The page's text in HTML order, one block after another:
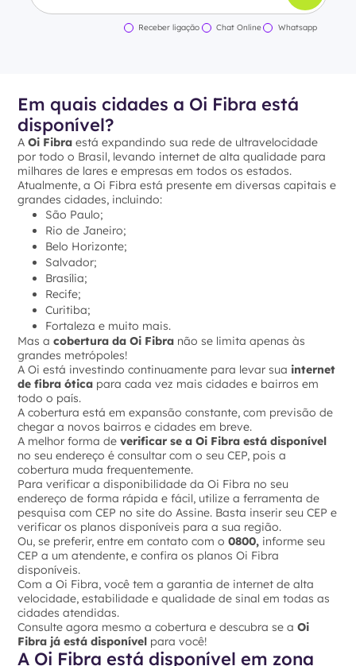
Receber ligação Chat Online Whatsapp
Em quais cidades a Oi Fibra está
disponível?
AOi Fibra está expandindo sua rede de ultravelocidade
por todo o Brasil, levando internet de alta qualidade para
milhares de lares e empresas em todos os estados.
Atualmente, a Oi Fibra está presente em diversas capitais e
grandes cidades, incluindo:
São Paulo;
Rio de Janeiro;
Belo Horizonte;
Salvador;
Brasília;
Recife;
Curitiba;
Fortaleza e muito mais.
Mas acobertura da Oi Fibra não se limita apenas às
grandes metrópoles!
A Oi está investindo continuamente para levar sua internet
de fibra ótica para cada vez mais cidades e bairros em
todo o país.
A cobertura está em expansão constante, com previsão de
chegar a novos bairros e cidades em breve.
A melhor forma deverificar se a Oi Fibra está disponível
no seu endereço é consultar com o seu CEP, pois a
cobertura muda frequentemente.
Para verificar a disponibilidade da Oi Fibra no seu
endereço de forma rápida e fácil, utilize a ferramenta de
pesquisa com CEP no site do Assine. Basta inserir seu CEP e
verificar os planos disponíveis para a sua região.
Ou, se preferir, entre em contato com o 0800, informe seu
CEP a um atendente, e confira os planos Oi Fibra
disponíveis.
Com a Oi Fibra, você tem a garantia de internet de alta
velocidade, estabilidade e qualidade de sinal em todas as
cidades atendidas.
Consulte agora mesmo a cobertura e descubra se aOi
Fibra já está disponível para você!
A Oi Fibra está disponível em zona